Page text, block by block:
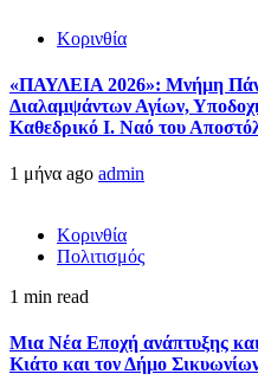
Κορινθία
«ΠΑΥΛΕΙΑ 2026»: Μνήμη
Διαλαμψάντων Αγίων,
Καθεδρικό Ι. Ναό του
1 μήνα ago admin
Κορινθία
Πολιτισμός
1 min read
Μια Νέα Εποχή ανάπτυξης και
Κιάτο και τον Δήμο